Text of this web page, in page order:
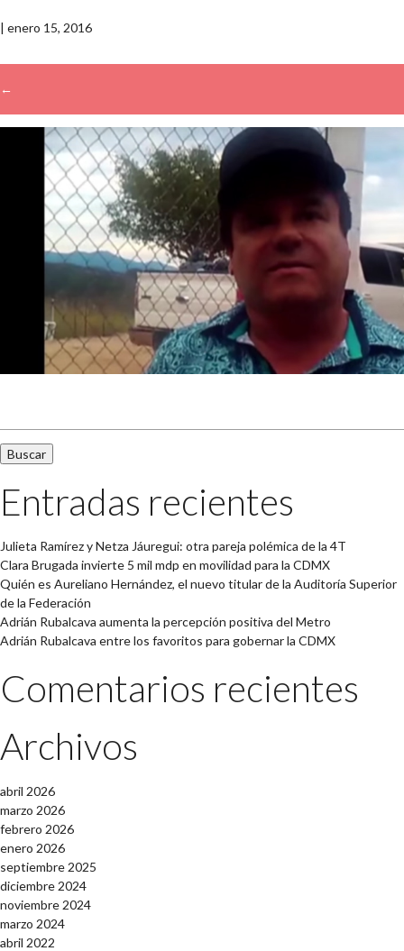
| enero 15, 2016
←
Entradas recientes
Julieta Ramírez y Netza Jáuregui: otra pareja polémica de la 4T
Clara Brugada invierte 5 mil mdp en movilidad para la CDMX
Quién es Aureliano Hernández, el nuevo titular de la Auditoría Superior
de la Federación
Adrián Rubalcava aumenta la percepción positiva del Metro
Adrián Rubalcava entre los favoritos para gobernar la CDMX
Comentarios recientes
Archivos
abril 2026
marzo 2026
febrero 2026
enero 2026
septiembre 2025
diciembre 2024
noviembre 2024
marzo 2024
abril 2022